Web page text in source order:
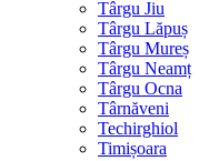
Târgu Jiu
Târgu Lăpuș
Târgu Mureș
Târgu Neamț
Târgu Ocna
Târnăveni
Techirghiol
Timișoara